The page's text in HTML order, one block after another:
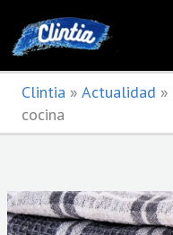
contenido
Clintia »Actualidad »
cocina